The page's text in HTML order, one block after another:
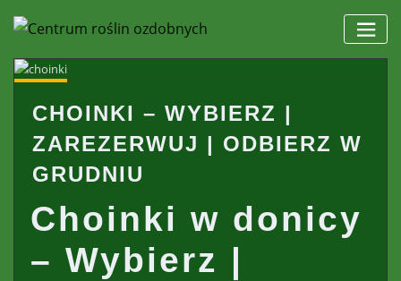
CHOINKI – WYBIERZ |
ZAREZERWUJ | ODBIERZ W
GRUDNIU
Choinki w donicy
– Wybierz |